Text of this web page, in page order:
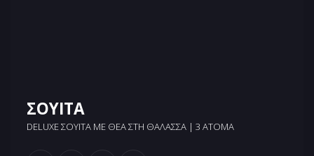
ΣΟΥΙΤΑ
DELUXE ΣΟΥΙΤΑ ΜΕ ΘΕΑ ΣΤΗ ΘΑΛΑΣΣΑ | 3 ΆΤΟΜΑ